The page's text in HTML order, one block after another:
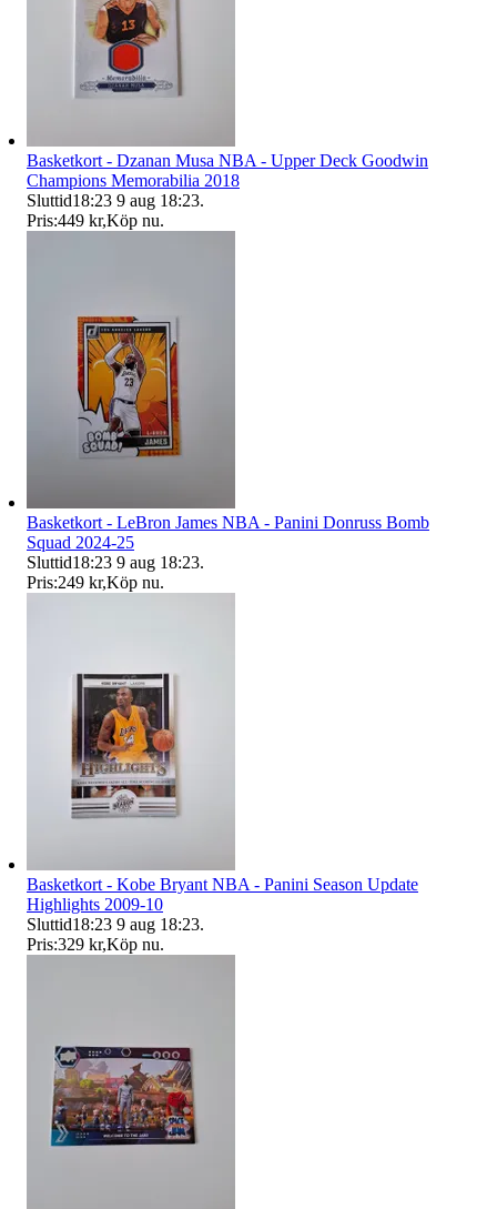
Basketkort - Dzanan Musa NBA - Upper Deck Goodwin
Champions Memorabilia 2018
Sluttid18:23 9 aug 18:23.
Pris:449 kr,Köp nu.
Basketkort - LeBron James NBA - Panini Donruss Bomb
Squad 2024-25
Sluttid18:23 9 aug 18:23.
Pris:249 kr,Köp nu.
Basketkort - Kobe Bryant NBA - Panini Season Update
Highlights 2009-10
Sluttid18:23 9 aug 18:23.
Pris:329 kr,Köp nu.